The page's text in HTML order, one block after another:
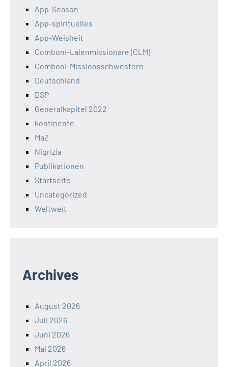
App-Season
App-spirituelles
App-Weisheit
Comboni-Laienmissionare (CLM)
Comboni-Missionsschwestern
Deutschland
DSP
Generalkapitel 2022
kontinente
MaZ
Nigrizia
Publikationen
Startseite
Uncategorized
Weltweit
Archives
August 2026
Juli 2026
Juni 2026
Mai 2026
April 2026